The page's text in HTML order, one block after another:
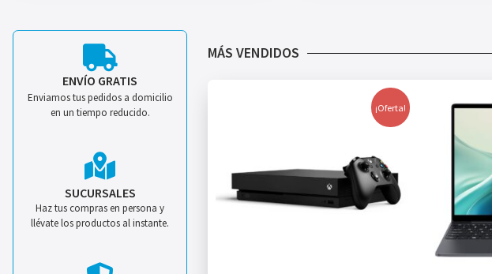
ENVÍO GRATIS
Enviamos tus pedidos a domicilio
en un tiempo reducido.
SUCURSALES
Haz tus compras en persona y
llévate los productos al instante.
MÁS VENDIDOS
¡Oferta!